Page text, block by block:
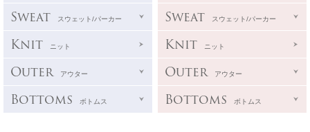
Sweat スウェット/パーカー
Knit ニット
Outer アウター
Bottoms ボトムス
Sweat スウェット/パーカー
Knit ニット
Outer アウター
Bottoms ボトムス